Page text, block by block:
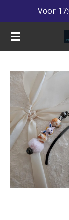
naar
de
Voor